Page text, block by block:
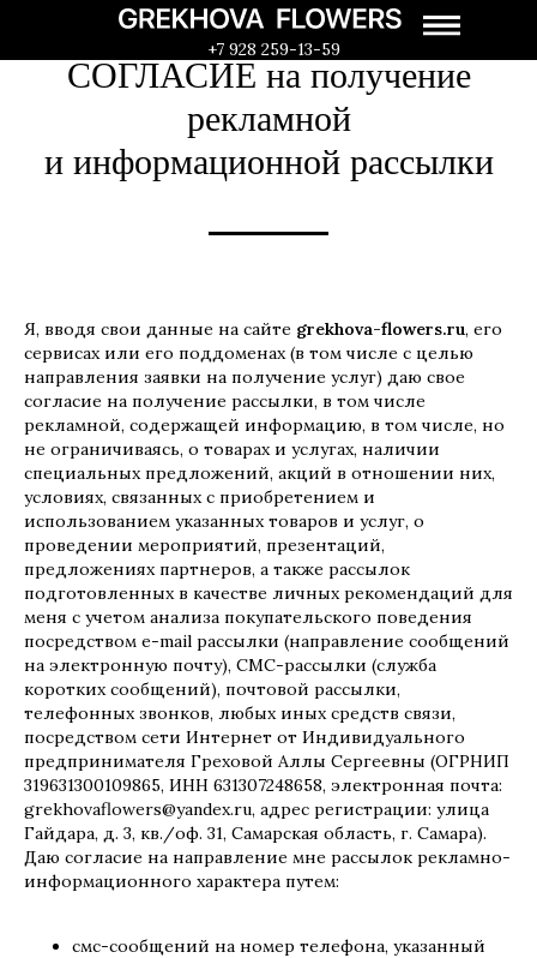
+7 928 259-13-59
СОГЛАСИЕ на получение
рекламной
и информационной рассылки
Я, вводя свои данные на сайте grekhova-flowers.ru, его
сервисах или его поддоменах (в том числе с целью
направления заявки на получение услуг) даю свое
согласие на получение рассылки, в том числе
рекламной, содержащей информацию, в том числе, но
не ограничиваясь, о товарах и услугах, наличии
специальных предложений, акций в отношении них,
условиях, связанных с приобретением и
использованием указанных товаров и услуг, о
проведении мероприятий, презентаций,
предложениях партнеров, а также рассылок
подготовленных в качестве личных рекомендаций для
меня с учетом анализа покупательского поведения
посредством e-mail рассылки (направление сообщений
на электронную почту), СМС-рассылки (служба
коротких сообщений), почтовой рассылки,
телефонных звонков, любых иных средств связи,
посредством сети Интернет от Индивидуального
предпринимателя Греховой Аллы Сергеевны (ОГРНИП
319631300109865, ИНН 631307248658, электронная почта:
grekhovaflowers@yandex.ru, адрес регистрации: улица
Гайдара, д. 3, кв./оф. 31, Самарская область, г. Самара).
Даю согласие на направление мне рассылок рекламно-
информационного характера путем:
смс-сообщений на номер телефона, указанный